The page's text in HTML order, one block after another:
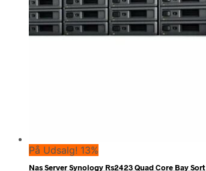
På Udsalg! 13%
Nas Server Synology Rs2423 Quad Core Bay Sort